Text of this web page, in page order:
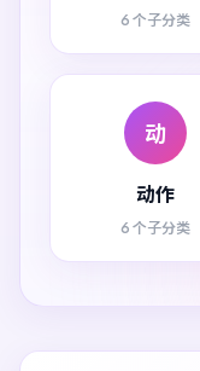
6 个子分类
动
动作
6 个子分类